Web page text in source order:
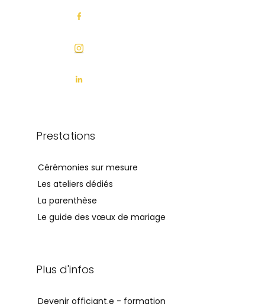
Prestations
Cérémonies sur mesure
Les ateliers dédiés
La parenthèse
Le guide des vœux de mariage
Plus d'infos
Devenir officiant.e - formation